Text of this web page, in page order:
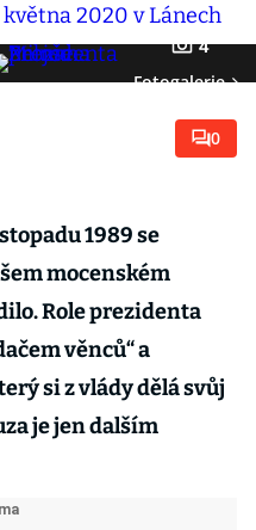
4
Fotogalerie
0
1989 se
mocenském
Role prezidenta
věnců“ a
si z vlády dělá svůj
je jen dalším